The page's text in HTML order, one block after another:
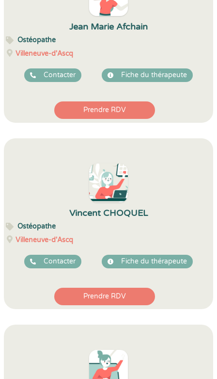
Jean Marie Afchain
Ostéopathe
Villeneuve-d'Ascq
Contacter Fiche du thérapeute
Prendre RDV
Vincent CHOQUEL
Ostéopathe
Villeneuve-d'Ascq
Contacter Fiche du thérapeute
Prendre RDV